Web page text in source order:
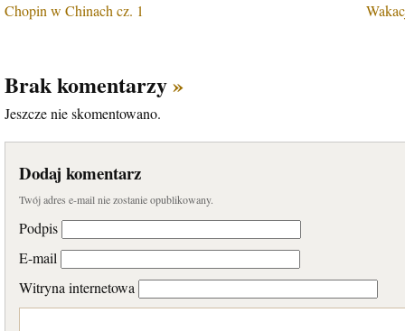
Chopin w Chinach cz. 1
Brak komentarzy»
Jeszcze nie skomentowano.
Dodaj komentarz
Twój adres e-mail nie zostanie opublikowany.
Podpis
E-mail
Witryna internetowa